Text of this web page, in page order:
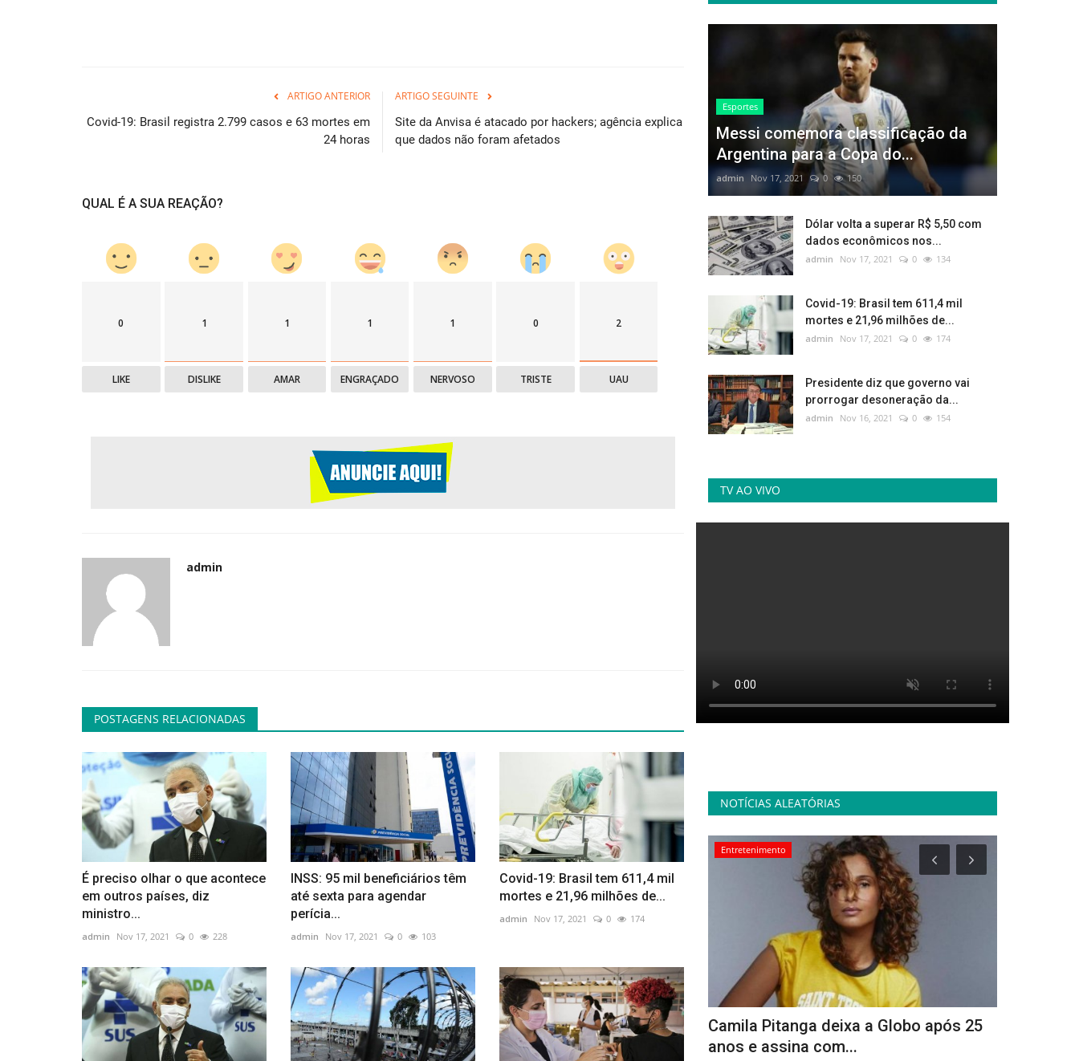
ARTIGO ANTERIOR
Covid-19: Brasil registra 2.799 casos e 63 mortes em
24 horas
ARTIGO SEGUINTE
Site da Anvisa é atacado por hackers; agência explica
que dados não foram afetados
QUAL É A SUA REAÇÃO?
0
LIKE
1
DISLIKE
1
AMAR
1
ENGRAÇADO
1
NERVOSO
0
TRISTE
2
UAU
admin
POSTAGENS RELACIONADAS
É preciso olhar o que acontece
em outros países, diz
ministro...
admin Nov 17, 2021 0 228
INSS: 95 mil beneficiários têm
até sexta para agendar
perícia...
admin Nov 17, 2021 0 103
Covid-19: Brasil tem 611,4 mil
mortes e 21,96 milhões de...
admin Nov 17, 2021 0 174
Esportes
Messi comemora classificação da
Argentina para a Copa do...
admin Nov 17, 2021 0 150
Dólar volta a superar R$ 5,50 com
dados econômicos nos...
admin Nov 17, 2021 0 134
Covid-19: Brasil tem 611,4 mil
mortes e 21,96 milhões de...
admin Nov 17, 2021 0 174
Presidente diz que governo vai
prorrogar desoneração da...
admin Nov 16, 2021 0 154
TV AO VIVO
NOTÍCIAS ALEATÓRIAS
Economia
Dólar volta a superar R$ 5,50 com
dados econômicos nos...
Politica
Presidente viaja para o Oriente Médio
admin Nov 16, 2021 0 96
Entretenimento
Camila Pitanga deixa a Globo após 25
anos e assina com...